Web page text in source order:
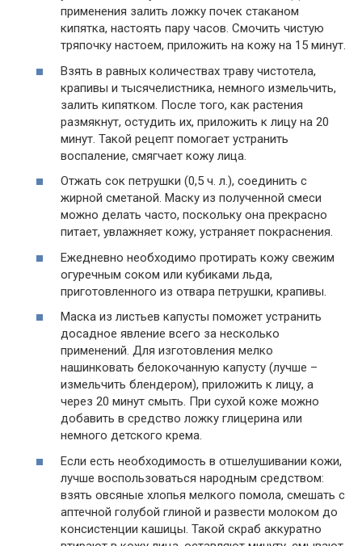
применения залить ложку почек стаканом
кипятка, настоять пару часов. Смочить чистую
тряпочку настоем, приложить на кожу на 15 минут.
Взять в равных количествах траву чистотела,
крапивы и тысячелистника, немного измельчить,
залить кипятком. После того, как растения
размякнут, остудить их, приложить к лицу на 20
минут. Такой рецепт помогает устранить
воспаление, смягчает кожу лица.
Отжать сок петрушки (0,5 ч. л.), соединить с
жирной сметаной. Маску из полученной смеси
можно делать часто, поскольку она прекрасно
питает, увлажняет кожу, устраняет покраснения.
Ежедневно необходимо протирать кожу свежим
огуречным соком или кубиками льда,
приготовленного из отвара петрушки, крапивы.
Маска из листьев капусты поможет устранить
досадное явление всего за несколько
применений. Для изготовления мелко
нашинковать белокочанную капусту (лучше –
измельчить блендером), приложить к лицу, а
через 20 минут смыть. При сухой коже можно
добавить в средство ложку глицерина или
немного детского крема.
Если есть необходимость в отшелушивании кожи,
лучше воспользоваться народным средством:
взять овсяные хлопья мелкого помола, смешать с
аптечной голубой глиной и развести молоком до
консистенции кашицы. Такой скраб аккуратно